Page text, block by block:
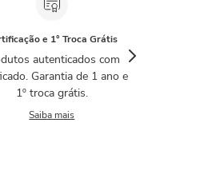
e 1° Troca Grátis
autenticados com
Garantia de 1 ano e
1º troca grátis.
Saiba mais